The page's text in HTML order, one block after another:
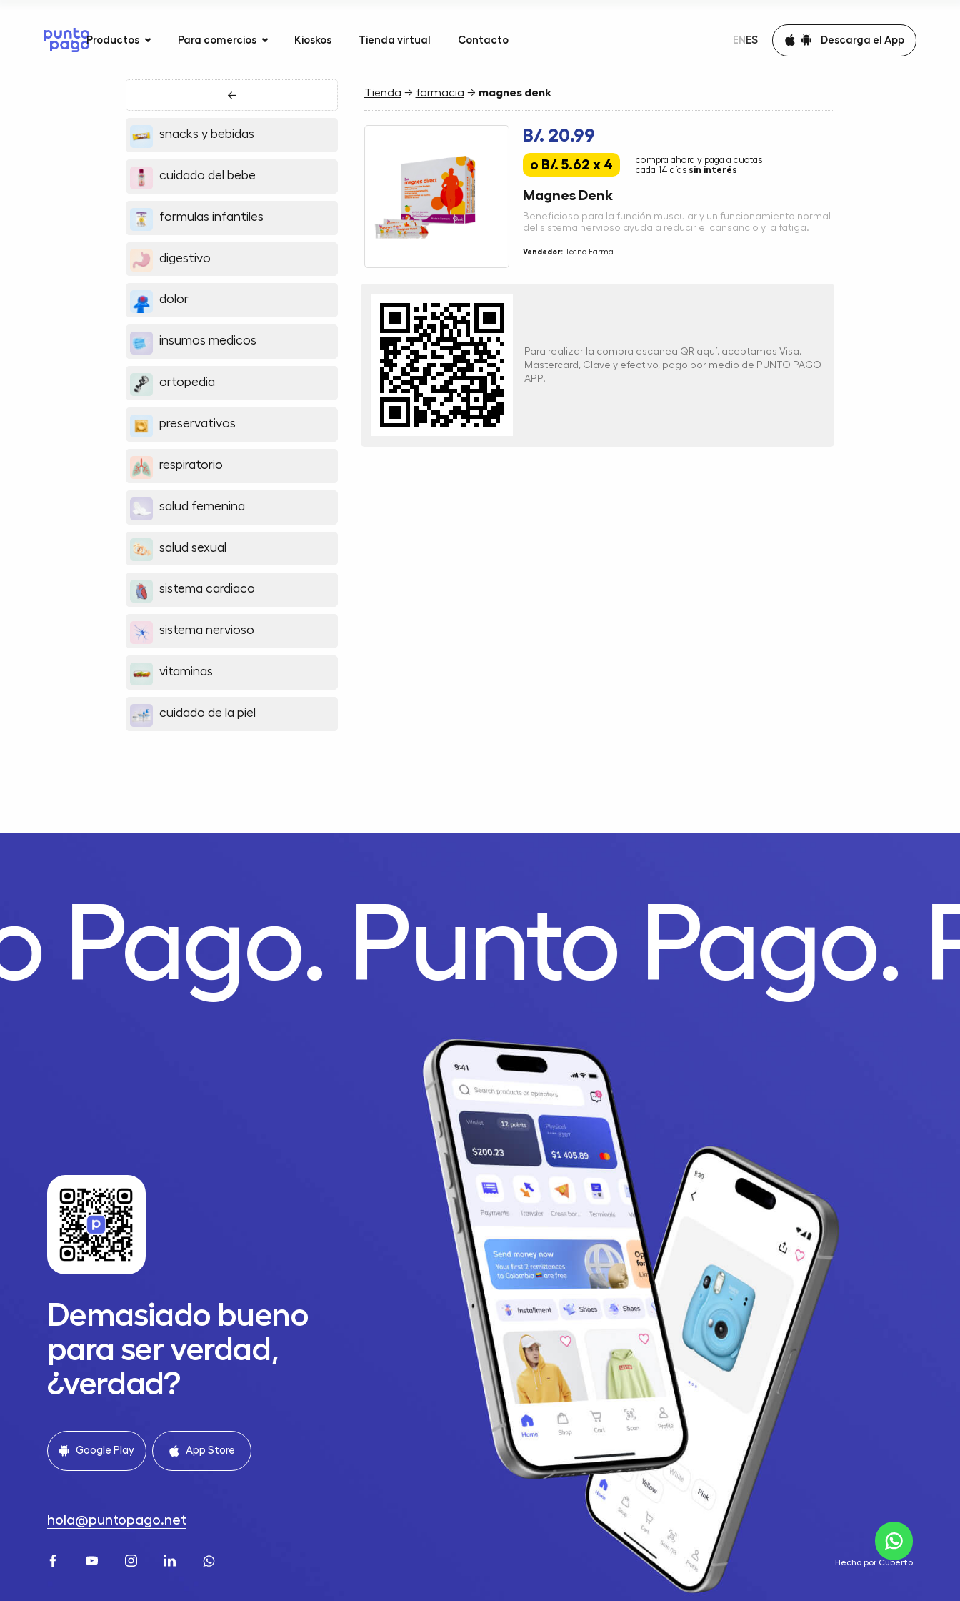
Productos Para comercios Kioskos Tienda virtual Contacto EN ES Descarga el App
←
snacks y bebidas
cuidado del bebe
formulas infantiles
digestivo
dolor
insumos medicos
ortopedia
preservativos
respiratorio
salud femenina
salud sexual
sistema cardiaco
sistema nervioso
vitaminas
cuidado de la piel
Tienda → farmacia → magnes denk
B/. 20.99
o B/. 5.62 x 4
compra ahora y paga a cuotas
cada 14 días sin interés
Magnes Denk
Beneficioso para la función muscular y un funcionamiento normal
del sistema nervioso ayuda a reducir el cansancio y la fatiga.
Vendedor:Tecno Farma
Para realizar la compra escanea QR aquí, aceptamos Visa,
Mastercard, Clave y efectivo, pago por medio de PUNTO PAGO
APP.
Pago. Punto Pago.
Demasiado bueno
para ser verdad,
¿verdad?
Google Play App Store
hola@puntopago.net
Hecho por Cuberto